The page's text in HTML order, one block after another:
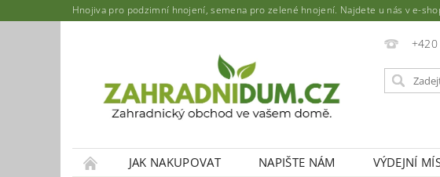
Hnojiva pro podzimní hnojení, semena pro zelené hnojení. Najdete u nás v e-
JAK NAKUPOVAT NAPIŠTE NÁM VÝDEJNÍ